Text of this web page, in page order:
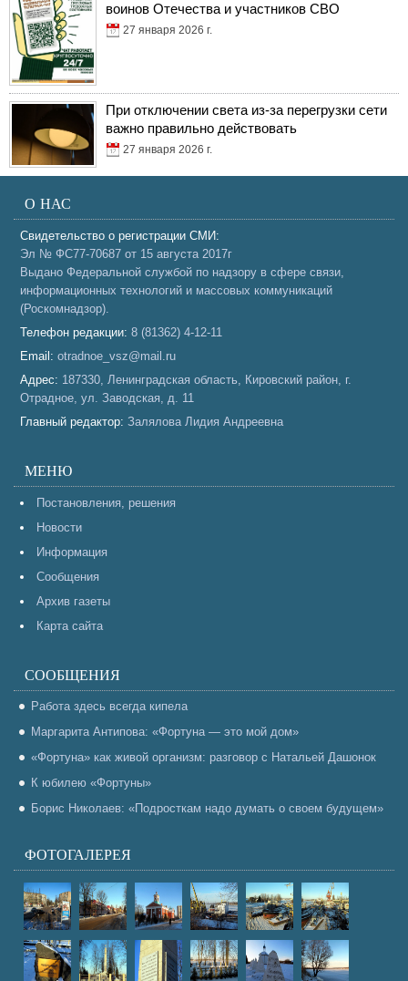
воинов Отечества и участников СВО
27 января 2026 г.
При отключении света из-за перегрузки сети
важно правильно действовать
27 января 2026 г.
О НАС
Свидетельство о регистрации СМИ:
Эл № ФС77-70687 от 15 августа 2017г
Выдано Федеральной службой по надзору в сфере связи,
информационных технологий и массовых коммуникаций
(Роскомнадзор).
Телефон редакции: 8 (81362) 4-12-11
Email: otradnoe_vsz@mail.ru
Адрес: 187330, Ленинградская область, Кировский район, г.
Отрадное, ул. Заводская, д. 11
Главный редактор: Залялова Лидия Андреевна
МЕНЮ
Постановления, решения
Новости
Информация
Сообщения
Архив газеты
Карта сайта
СООБЩЕНИЯ
Работа здесь всегда кипела
Маргарита Антипова: «Фортуна — это мой дом»
«Фортуна» как живой организм: разговор с Натальей Дашонок
К юбилею «Фортуны»
Борис Николаев: «Подросткам надо думать о своем будущем»
ФОТОГАЛЕРЕЯ